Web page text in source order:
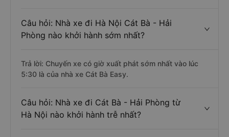
Câu hỏi: Nhà xe đi Hà Nội Cát Bà - Hải
Phòng nào khởi hành sớm nhất?
Trả lời: Chuyến xe có giờ xuất phát sớm nhất vào lúc
5:30 là của nhà xe Cát Bà Easy.
Câu hỏi: Nhà xe đi Cát Bà - Hải Phòng từ
Hà Nội nào khởi hành trễ nhất?